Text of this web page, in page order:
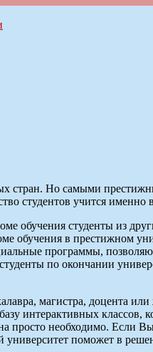
стран. Но самыми
студентов учится именно
студенты из
обучения в престижном
программы,
по окончании
магистра, доцента
интерактивных классов,
просто необходимо. Если
университет поможет в